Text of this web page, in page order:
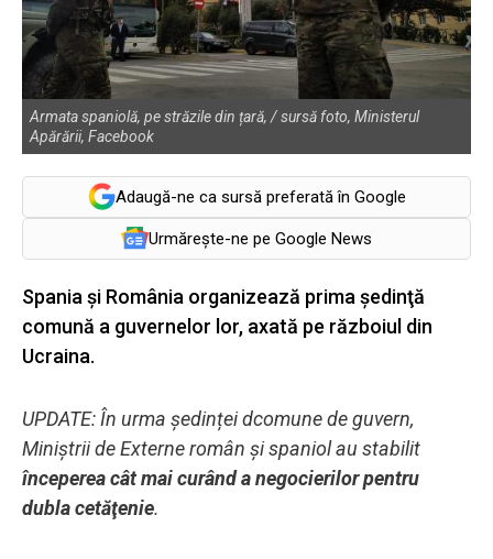
Armata spaniolă, pe străzile din țară, / sursă foto, Ministerul
Apărării, Facebook
Adaugă-ne ca sursă preferată în Google
Urmărește-ne pe Google News
Spania şi România organizează prima şedinţă
comună a guvernelor lor, axată pe războiul din
Ucraina.
UPDATE: În urma ședinței dcomune de guvern,
Miniştrii de Externe român şi spaniol au stabilit
începerea cât mai curând a negocierilor pentru
dubla cetăţenie.